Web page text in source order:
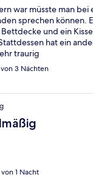
war müsste man
sprechen können.
und ein
hat ein
traurig
3 Nächten
1 Nacht